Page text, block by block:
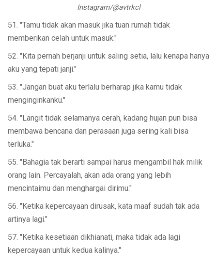
Instagram/@avtrkcl
51. "Tamu tidak akan masuk jika tuan rumah tidak
memberikan celah untuk masuk."
52. "Kita pernah berjanji untuk saling setia, lalu kenapa hanya
aku yang tepati janji."
53. "Jangan buat aku terlalu berharap jika kamu tidak
menginginkanku."
54. "Langit tidak selamanya cerah, kadang hujan pun bisa
membawa bencana dan perasaan juga sering kali bisa
terluka."
55. "Bahagia tak berarti sampai harus mengambil hak milik
orang lain. Percayalah, akan ada orang yang lebih
mencintaimu dan menghargai dirimu."
56. "Ketika kepercayaan dirusak, kata maaf sudah tak ada
artinya lagi."
57. "Ketika kesetiaan dikhianati, maka tidak ada lagi
kepercayaan untuk kedua kalinya."